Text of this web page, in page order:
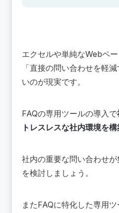
エクセルや単純なWebペ
「直接の問い合わせを軽
いのが現実です。
FAQの専用ツールの導入で
トレスレスな社内環境を構
社内の重要な問い合わせ
を検討しましょう。
またFAQに特化した専用